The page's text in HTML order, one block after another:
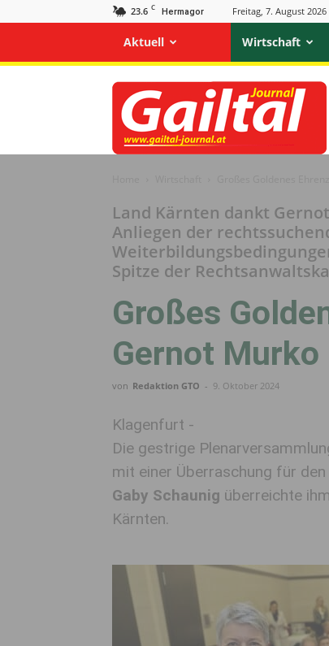
23.6 C Hermagor Freitag, 7. August 2026
Aktuell Wirtschaft
Gailtal
Journal
Land Kärnten dankt
Anliegen der
Spitze der
Großes
Gernot Murko
von Redaktion GTO - 9. Oktober 2024
Klagenfurt -
Die gestrige
mit einer Überraschung für
Gaby Schaunig überreichte
Kärnten.